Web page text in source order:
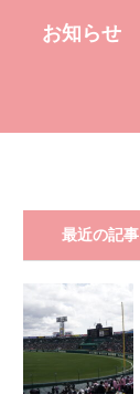
お知らせ
最近の記事